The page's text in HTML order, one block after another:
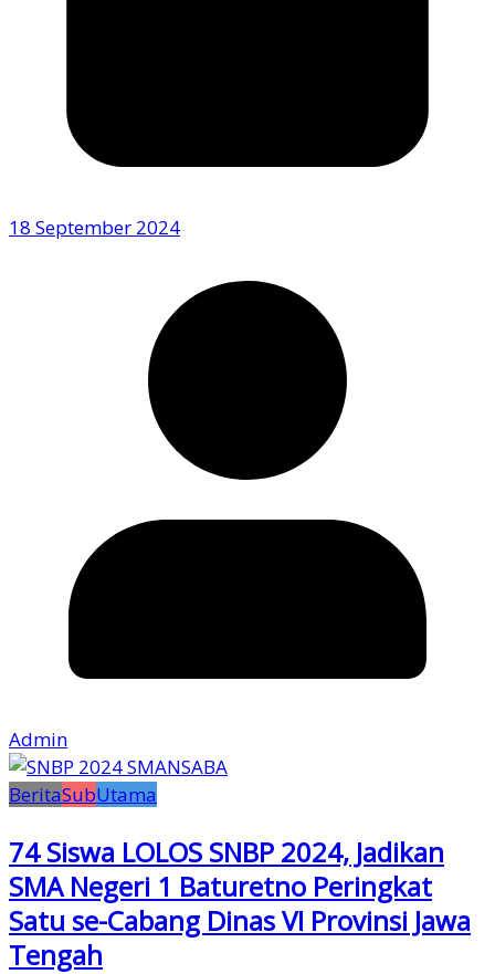
18 September 2024
Admin
BeritaSubUtama
74 Siswa LOLOS SNBP 2024, Jadikan
SMA Negeri 1 Baturetno Peringkat
Satu se-Cabang Dinas VI Provinsi Jawa
Tengah